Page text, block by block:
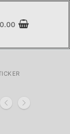
0.00